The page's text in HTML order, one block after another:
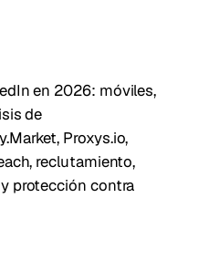
en 2026: móviles,
de
Proxys.io,
reclutamiento,
protección contra